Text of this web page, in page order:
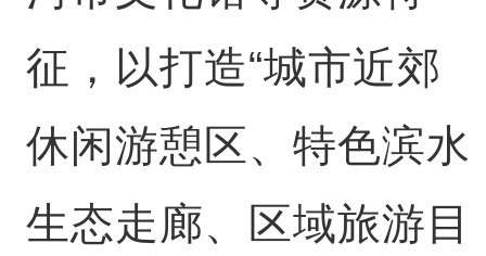
征，以打造“城市近郊
休闲游憩区、特色滨水
生态走廊、区域旅游目